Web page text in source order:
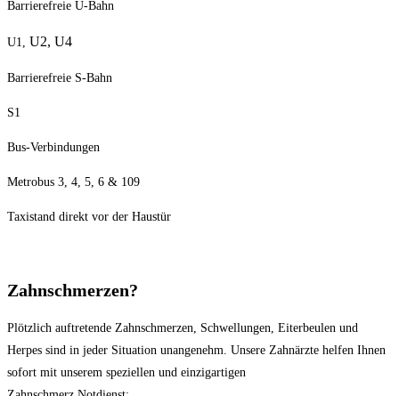
Barrierefreie U-Bahn
U1, U2, U4
Barrierefreie S-Bahn
S1
Bus-Verbindungen
Metrobus 3, 4, 5, 6 & 109
Taxistand direkt vor der Haustür
Zahnschmerzen?
Plötzlich auftretende Zahnschmerzen, Schwellungen, Eiterbeulen und
Herpes sind in jeder Situation unangenehm. Unsere Zahnärzte helfen Ihnen
sofort mit unserem speziellen und einzigartigen